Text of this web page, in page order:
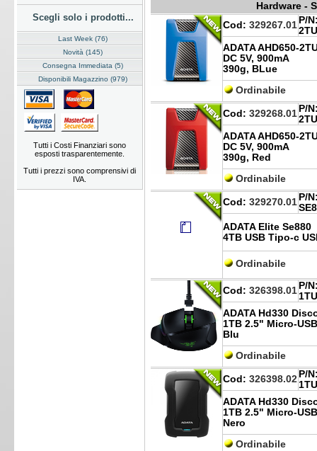
Scegli solo i prodotti...
Last Week (76)
Novità (145)
Consegna Immediata (5)
Disponibili Magazzino (979)
Tutti i Costi Finanziari sono
esposti trasparentemente.
Tutti i prezzi sono comprensivi di
IVA.
Hardware -
Cod: 329267.01 P/
ADATA AHD650-
DC 5V, 900mA
390g, BLue
Ordinabile
Cod: 329268.01 P/
ADATA AHD650-
DC 5V, 900mA
390g, Red
Ordinabile
Cod: 329270.01 P/
ADATA Elite Se880
4TB USB Tipo-c
Ordinabile
Cod: 326398.01 P/
ADATA Hd330
1TB 2.5" Micro-
Blu
Ordinabile
Cod: 326398.02 P/
ADATA Hd330
1TB 2.5" Micro-
Nero
Ordinabile